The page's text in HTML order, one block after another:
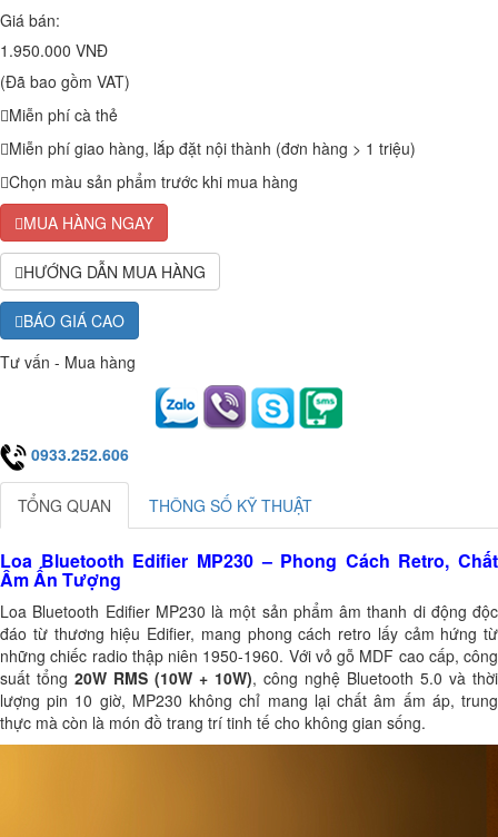
Giá bán:
1.950.000 VNĐ
(Đã bao gồm VAT)
Miễn phí cà thẻ
Miễn phí giao hàng, lắp đặt nội thành (đơn hàng > 1 triệu)
Chọn màu sản phẩm trước khi mua hàng
MUA HÀNG NGAY
HƯỚNG DẪN MUA HÀNG
BÁO GIÁ CAO
Tư vấn - Mua hàng
0933.252.606
TỔNG QUAN THÔNG SỐ KỸ THUẬT
Loa Bluetooth Edifier MP230 – Phong Cách Retro, Chất
Âm Ấn Tượng
Loa Bluetooth Edifier MP230 là một sản phẩm âm thanh di động độc
đáo từ thương hiệu Edifier, mang phong cách retro lấy cảm hứng từ
những chiếc radio thập niên 1950-1960. Với vỏ gỗ MDF cao cấp, công
suất tổng 20W RMS (10W + 10W), công nghệ Bluetooth 5.0 và thời
lượng pin 10 giờ, MP230 không chỉ mang lại chất âm ấm áp, trung
thực mà còn là món đồ trang trí tinh tế cho không gian sống.